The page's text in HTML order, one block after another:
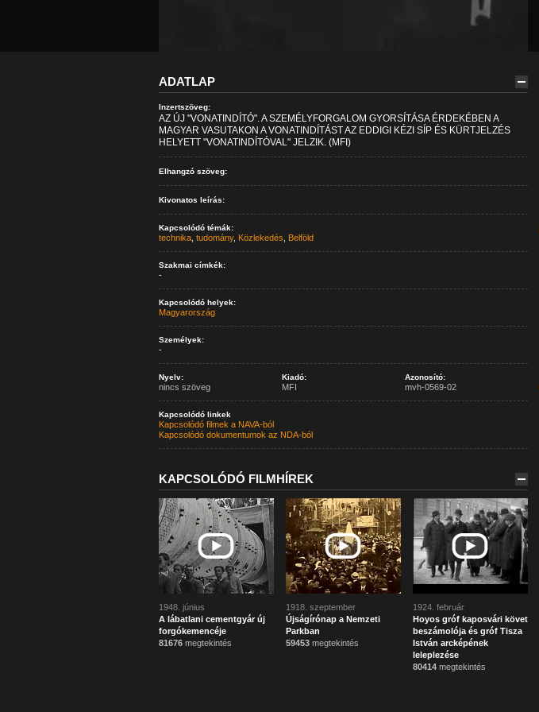
ADATLAP
Inzertszöveg:
AZ ÚJ "VONATINDÍTÓ". A SZEMÉLYFORGALOM GYORSÍTÁSA ÉRDEKÉBEN A
MAGYAR VASUTAKON A VONATINDÍTÁST AZ EDDIGI KÉZI SÍP ÉS KÜRTJELZÉS
HELYETT "VONATINDÍTÓVAL" JELZIK. (MFI)
Elhangzó szöveg:
Kivonatos leírás:
Kapcsolódó témák:
technika, tudomány, Közlekedés Belföld
Szakmai címkék:
-
Kapcsolódó helyek:
Magyarország
Személyek:
-
Nyelv:
nincs szöveg
Kiadó:
MFI
Azonosító:
mvh-0569-02
Kapcsolódó linkek
Kapcsolódó filmek a NAVA-ból
Kapcsolódó dokumentumok az NDA-ból
KAPCSOLÓDÓ FILMHÍREK
1948. június
A lábatlani cementgyár új
forgókemencéje
81676megtekintés
1918. szeptember
Újságírónap a Nemzeti
Parkban
59453megtekintés
1924. február
Hoyos gróf kaposvári követ
beszámolója és gróf Tisza
István arcképének
leleplezése
80414megtekintés